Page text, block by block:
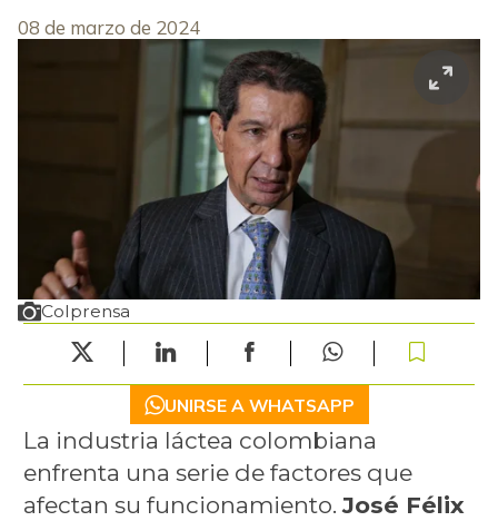
08 de marzo de 2024
Colprensa
UNIRSE A WHATSAPP
La industria láctea colombiana
enfrenta una serie de factores que
afectan su funcionamiento.José Félix